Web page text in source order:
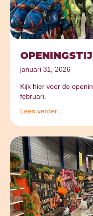
januari 31, 2026
Kijk hier voor de
februari.
Lees verder...